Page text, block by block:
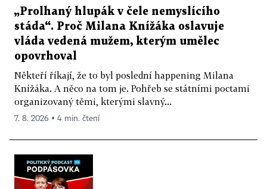
„Prolhaný hlupák v čele nemyslícího
stáda“. Proč Milana Knížáka oslavuje
vláda vedená mužem, kterým umělec
opovrhoval
Někteří říkají, že to byl poslední happening Milana
Knížáka. A něco na tom je. Pohřeb se státními poctami
organizovaný těmi, kterými slavný...
7. 8. 2026 ▪ 4 min. čtení